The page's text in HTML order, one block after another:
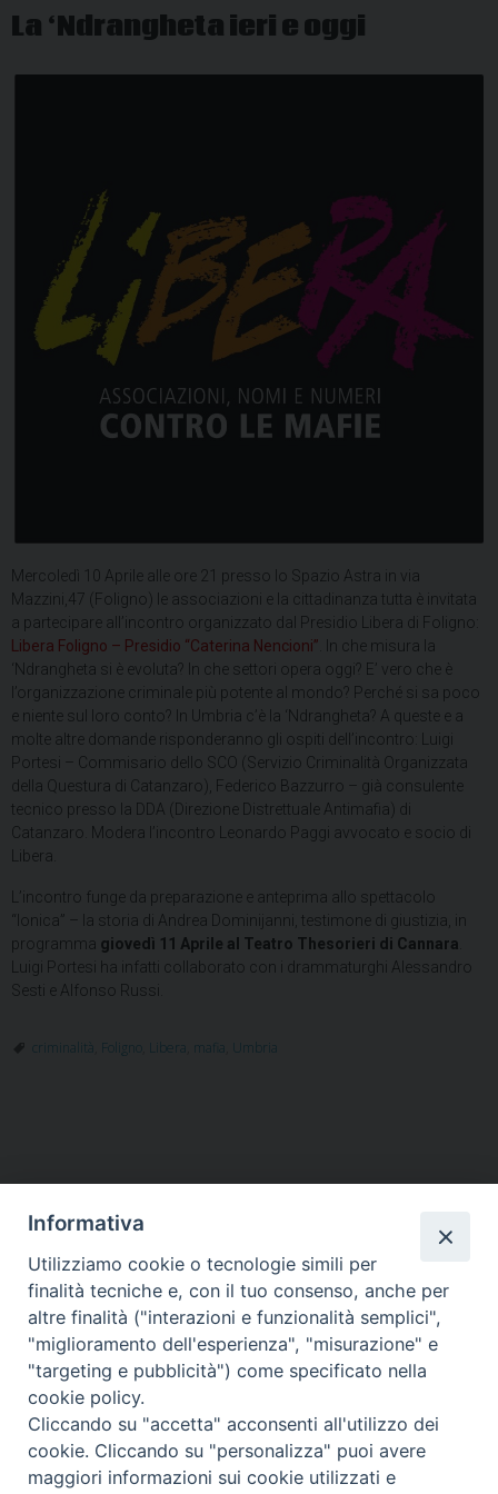
La ‘Ndrangheta ieri e oggi
Mercoledì 10 Aprile alle ore 21 presso lo Spazio Astra in via
Mazzini,47 (Foligno) le associazioni e la cittadinanza tutta è invitata
a partecipare all’incontro organizzato dal Presidio Libera di Foligno:
Libera Foligno – Presidio “Caterina Nencioni” . In che misura la
‘Ndrangheta si è evoluta? In che settori opera oggi? E’ vero che è
l’organizzazione criminale più potente al mondo? Perché si sa poco
e niente sul loro conto? In Umbria c’è la ‘Ndrangheta? A queste e a
molte altre domande risponderanno gli ospiti dell’incontro: Luigi
Portesi – Commisario dello SCO (Servizio Criminalità Organizzata
della Questura di Catanzaro), Federico Bazzurro – già consulente
tecnico presso la DDA (Direzione Distrettuale Antimafia) di
Catanzaro. Modera l’incontro Leonardo Paggi avvocato e socio di
Libera.
L’incontro funge da preparazione e anteprima allo spettacolo
“Ionica” – la storia di Andrea Dominijanni, testimone di giustizia, in
programma giovedì 11 Aprile al Teatro Thesorieri di Cannara
Luigi Portesi ha infatti collaborato con i drammaturghi Alessandro
Sesti e Alfonso Russi.
criminalità Foligno Libera mafia Umbria
HOME VESCOVO ORARI MESSE
CURIA VESCOVILE
TUTELA MINORI
UFFICI PASTORALI PERSONE
VITA CONSACRATA
DOCUMENTI
CONTATTI
Copyright © 2018 Diocesi di Foligno /Curia . Piazza Mons. Faloci 3 - 06034
tel. 0742 350473 fax 0742 349021 email: info@diocesidifoligno.it . pec:
diocesidifoligno@pec.it
Informativa
Utilizziamo cookie o tecnologie simili per
finalità tecniche e, con il tuo consenso, anche per
altre finalità ("interazioni e funzionalità semplici",
"miglioramento dell'esperienza", "misurazione" e
"targeting e pubblicità") come specificato nella
cookie policy.
Cliccando su "accetta" acconsenti all'utilizzo dei
cookie. Cliccando su "personalizza" puoi avere
maggiori informazioni sui cookie utilizzati e